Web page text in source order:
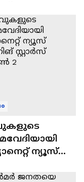
ന്യൂസ്
2